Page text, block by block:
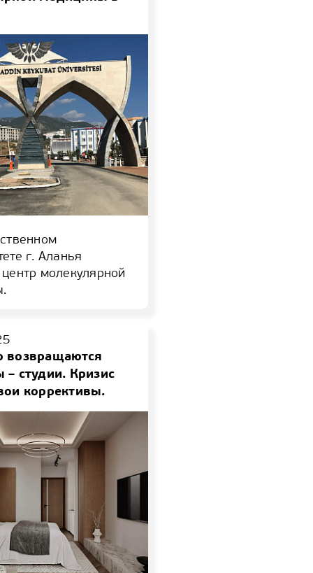
г. Аланья
молекулярной
возвращаются
– студии. Кризис
коррективы.